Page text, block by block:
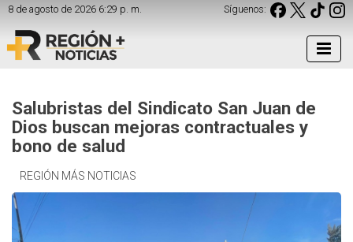
8 de agosto de 2026 6:29 p. m. Síguenos:
Salubristas del Sindicato San Juan de
Dios buscan mejoras contractuales y
bono de salud
REGIÓN MÁS NOTICIAS